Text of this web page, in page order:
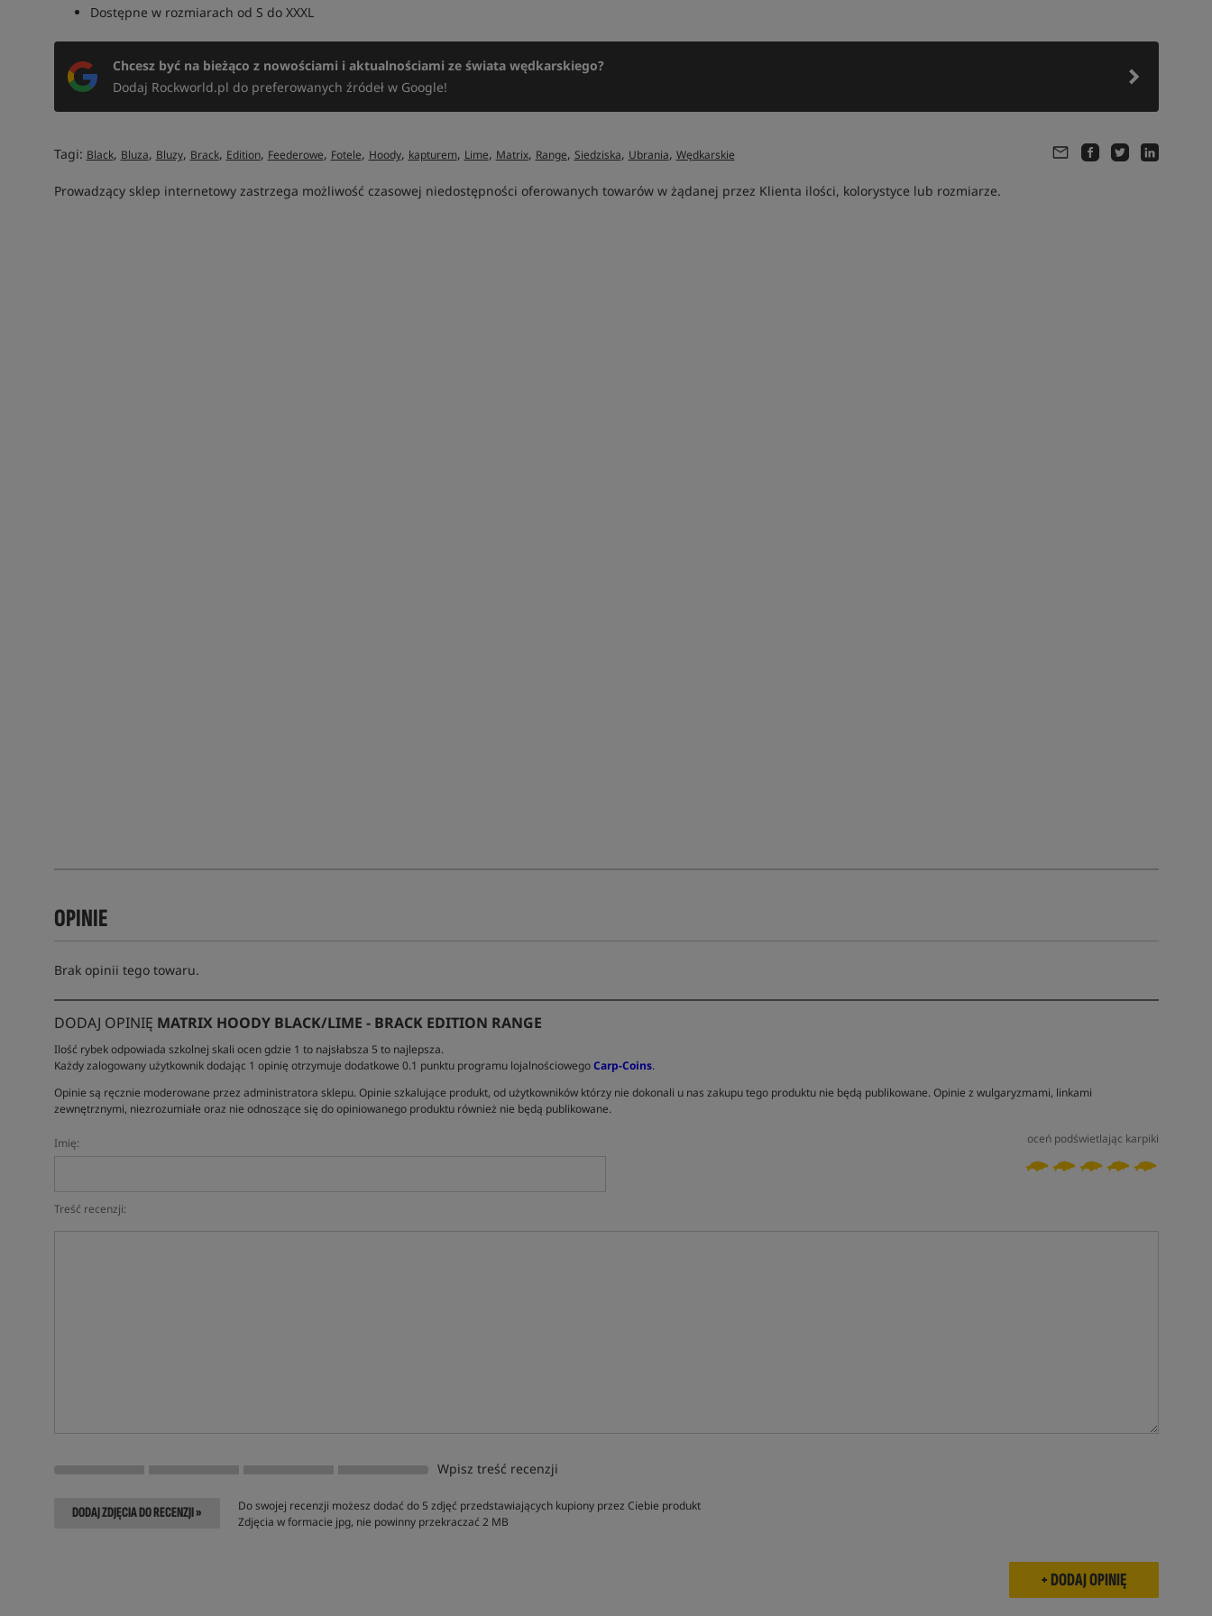
Dostępne w rozmiarach od S do XXXL
Chcesz być na bieżąco z nowościami i aktualnościami ze świata wędkarskiego?
Dodaj Rockworld.pl do preferowanych źródeł w Google!
Tagi: Black, Bluza, Bluzy, Brack, Edition, Feederowe, Fotele, Hoody, kapturem, Lime, Matrix, Range, Siedziska, Ubrania, Wędkarskie
Prowadzący sklep internetowy zastrzega możliwość czasowej niedostępności oferowanych towarów w żądanej przez Klienta ilości, kolorystyce lub rozmiarze.
OPINIE
Brak opinii tego towaru.
DODAJ OPINIĘ MATRIX HOODY BLACK/LIME - BRACK EDITION RANGE
Ilość rybek odpowiada szkolnej skali ocen gdzie 1 to najsłabsza 5 to najlepsza.
Każdy zalogowany użytkownik dodając 1 opinię otrzymuje dodatkowe 0.1 punktu programu lojalnościowegoCarp-Coins.
Opinie są ręcznie moderowane przez administratora sklepu. Opinie szkalujące produkt, od użytkowników którzy nie dokonali u nas zakupu tego produktu nie będą publikowane. Opinie z wulgaryzmami, linkami
zewnętrznymi, niezrozumiałe oraz nie odnoszące się do opiniowanego produktu również nie będą publikowane.
oceń podświetlając karpiki
Imię:
Treść recenzji:
Wpisz treść recenzji
DODAJ ZDJĘCIA DO RECENZJI »
Do swojej recenzji możesz dodać do 5 zdjęć przedstawiających kupiony przez Ciebie produkt
Zdjęcia w formacie jpg, nie powinny przekraczać 2 MB